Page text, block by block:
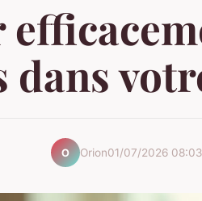
dans
O Orion01/07/2026 08:03